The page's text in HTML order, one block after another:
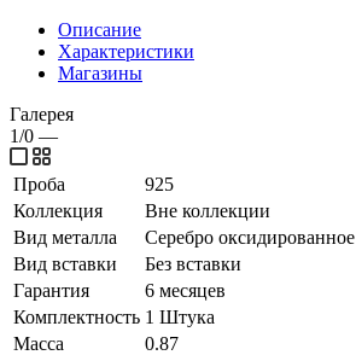
Описание
Характеристики
Магазины
Галерея
1/0 —
Проба
925
Коллекция
Вне коллекции
Вид металла
Серебро оксидированное
Вид вставки
Без вставки
Гарантия
6 месяцев
Комплектность 1 Штука
Масса
0.87